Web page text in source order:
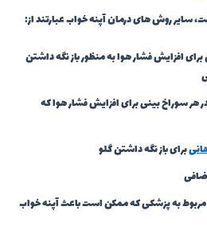
افزایش فشار هوا به منظور باز نگه داشتن
هر سوراخ بینی برای افزایش فشار هوا که
برای باز نگه داشتن گلو
به پزشکی که ممکن است باعث آپنه خواب